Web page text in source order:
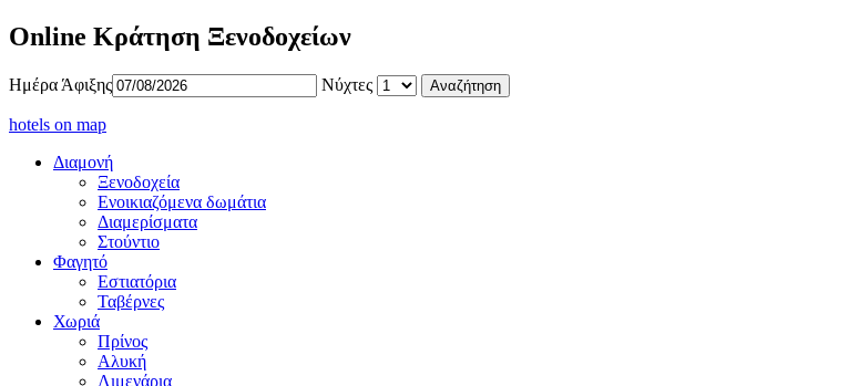
Online Κράτηση Ξενοδοχείων
Ημέρα Άφιξης Νύχτες
hotels on map
Διαμονή
Ξενοδοχεία
Ενοικιαζόμενα δωμάτια
Διαμερίσματα
Στούντιο
Φαγητό
Εστιατόρια
Ταβέρνες
Χωριά
Πρίνος
Αλυκή
Λιμενάρια